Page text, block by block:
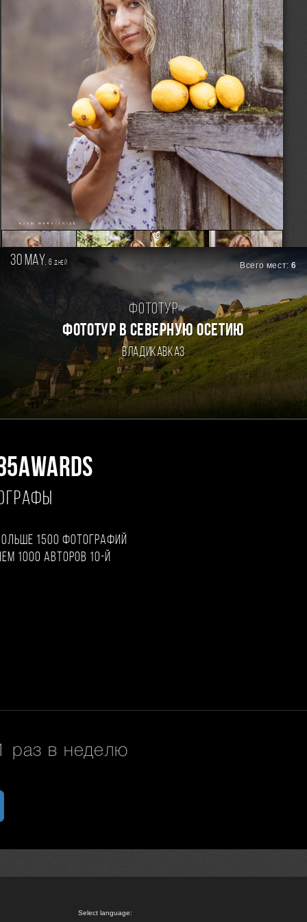
30 may. 6дней Всего мест:6
Фототур
ФОТОТУР В СЕВЕРНУЮ ОСЕТИЮ
Владикавказ
1500 фотографий
1000 авторов 10-й
раз в неделю
Select language: